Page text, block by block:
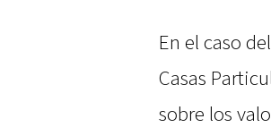
En el caso del
Casas
sobre los